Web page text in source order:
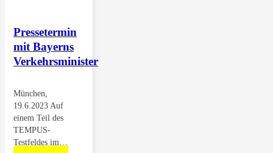
Pres­se­ter­min
mit Bay­erns
Verkehrsminister
Mün­chen,
19.6.2023 Auf
einem Teil des
TEMPUS-
Testfeldes im…